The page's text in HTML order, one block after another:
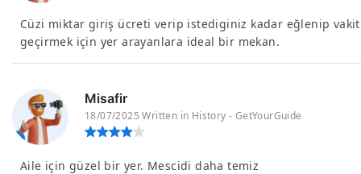
Cüzi miktar giriş ücreti verip istediginiz kadar eğlenip vakit
geçirmek için yer arayanlara ideal bir mekan.
Misafir
18/07/2025 Written in History - GetYourGuide
Aile için güzel bir yer. Mescidi daha temiz